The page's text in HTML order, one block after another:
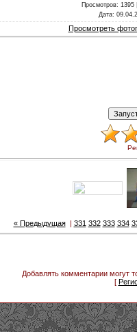
Просмотров: 1395 |
Дата:
Просмотреть
« Предыдущая| 331 332 333 334
Добавлять комментарии могут
[